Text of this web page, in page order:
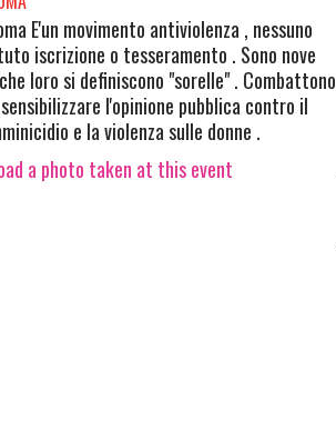
E'un movimento antiviolenza , nessuno
iscrizione o tesseramento . Sono nove
loro si definiscono "sorelle" . Combattono
l'opinione pubblica contro il
e la violenza sulle donne .
a photo taken at this event